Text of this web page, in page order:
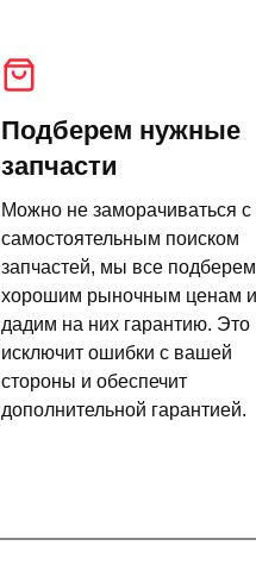
Подберем нужные
запчасти
Можно не заморачиваться с
самостоятельным поиском
запчастей, мы все
хорошим рыночным ценам
дадим на них гарантию. Это
исключит ошибки с вашей
стороны и обеспечит
дополнительной гарантией.